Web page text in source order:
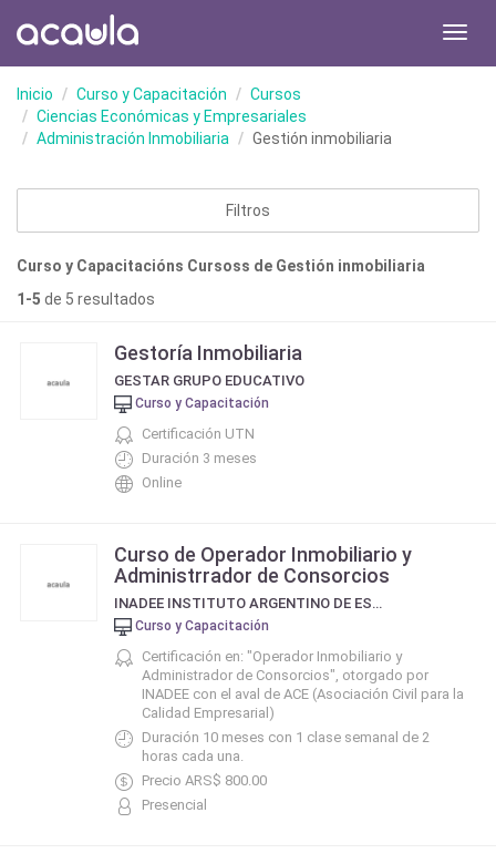
Inicio Curso y Capacitación
Cursos
Ciencias Económicas y Empresariales
Administración Inmobiliaria
Gestión inmobiliaria
Filtros
Curso y Capacitacións Cursoss de Gestión inmobiliaria
1-5 de 5 resultados
Gestoría Inmobiliaria
GESTAR GRUPO EDUCATIVO
Curso y Capacitación
Certificación UTN
Duración 3 meses
Online
Curso de Operador Inmobiliario y
Administrrador de Consorcios
INADEE INSTITUTO ARGENTINO DE ESTUDIOS EMPRESARIALES
Curso y Capacitación
Certificación en: "Operador Inmobiliario y
Administrador de Consorcios", otorgado por
INADEE con el aval de ACE (Asociación Civil para la
Calidad Empresarial)
Duración 10 meses con 1 clase semanal de 2
horas cada una.
Precio ARS$ 800.00
Presencial